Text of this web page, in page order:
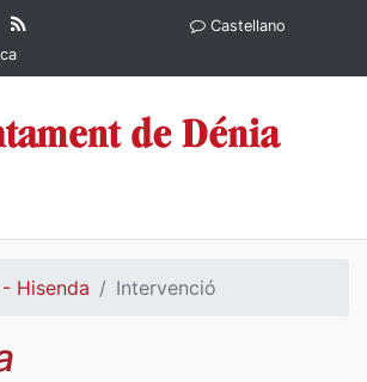
de Dénia
Twitter
de
Dénia
YouTube
de Dénia
Ajuntament
Castellano
Hisenda Intervenció